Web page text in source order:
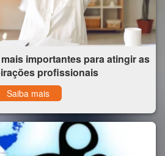
importantes para atingir as
profissionais
Saiba mais